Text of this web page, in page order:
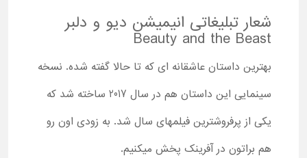
شعار تبلیغاتی انیمیشن دیو و دلبر
Beauty and the Beast
بهترین داستان عاشقانه ای که تا حالا گفته شده. نسخه
سینمایی این داستان هم در سال 2017 ساخته شد که
یکی از پرفروشترین فیلمهای سال شد. به زودی اون رو
هم براتون در آفرینک پخش میکنیم.